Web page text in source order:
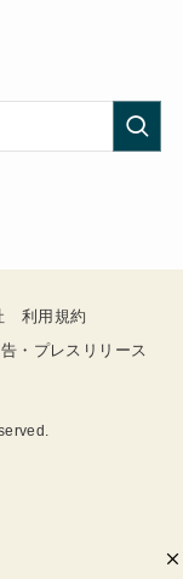
利用規約
・プレスリリース